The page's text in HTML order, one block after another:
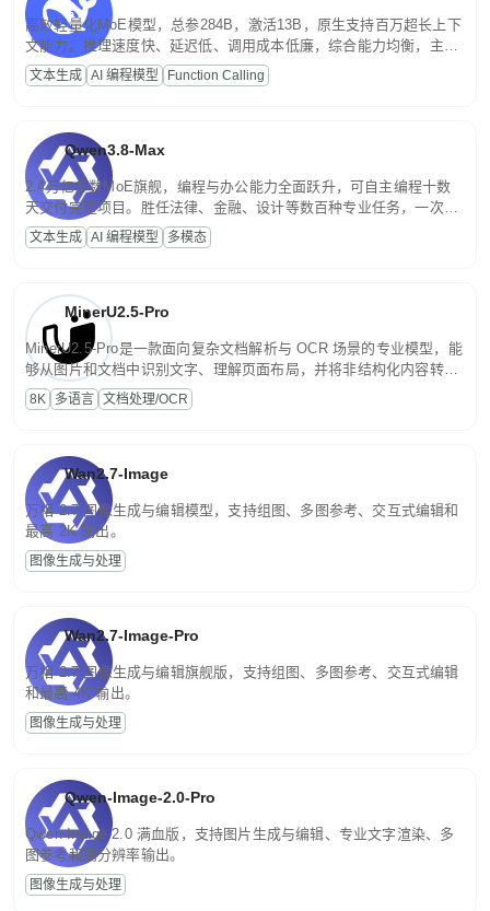
高效轻量化MoE模型，总参284B，激活13B，原生支持百万超长上下
文能力。推理速度快、延迟低、调用成本低廉，综合能力均衡，主打
高并发、轻量化任务，适合日常对话、内容创作、基础 RAG、批量
文案处理等普惠刚需场景。
文本生成 AI 编程模型 Function Calling
Qwen3.8-Max
2.4万亿参数MoE旗舰，编程与办公能力全面跃升，可自主编程十数
天交付完整项目。胜任法律、金融、设计等数百种专业任务，一次对
话端到端交付生产级成果。原生视觉理解贯穿规划、执行与验证全流
程，支持超长文档与长视频的深度语义解析。长程任务中自主规划与
文本生成 AI 编程模型 多模态
MinerU2.5-Pro
MinerU2.5-Pro是一款面向复杂文档解析与 OCR 场景的专业模型，能
够从图片和文档中识别文字、理解页面布局，并将非结构化内容转换
为便于存储、检索和二次处理的结构化结果。
8K 多语言 文档处理/OCR
Wan2.7-Image
万相 2.7 图像生成与编辑模型，支持组图、多图参考、交互式编辑和
最高 2K 输出。
图像生成与处理
Wan2.7-Image-Pro
万相 2.7 图像生成与编辑旗舰版，支持组图、多图参考、交互式编辑
和最高 4K 输出。
图像生成与处理
Qwen-Image-2.0-Pro
Qwen-Image-2.0 满血版，支持图片生成与编辑、专业文字渲染、多
图参考和高分辨率输出。
图像生成与处理